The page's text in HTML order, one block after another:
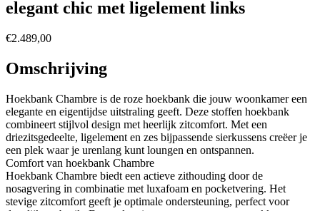
elegant chic met ligelement links
€2.489,00
Omschrijving
Hoekbank Chambre is de roze hoekbank die jouw woonkamer een
elegante en eigentijdse uitstraling geeft. Deze stoffen hoekbank
combineert stijlvol design met heerlijk zitcomfort. Met een
driezitsgedeelte, ligelement en zes bijpassende sierkussens creëer je
een plek waar je urenlang kunt loungen en ontspannen.
Comfort van hoekbank Chambre
Hoekbank Chambre biedt een actieve zithouding door de
nosagvering in combinatie met luxafoam en pocketvering. Het
stevige zitcomfort geeft je optimale ondersteuning, perfect voor